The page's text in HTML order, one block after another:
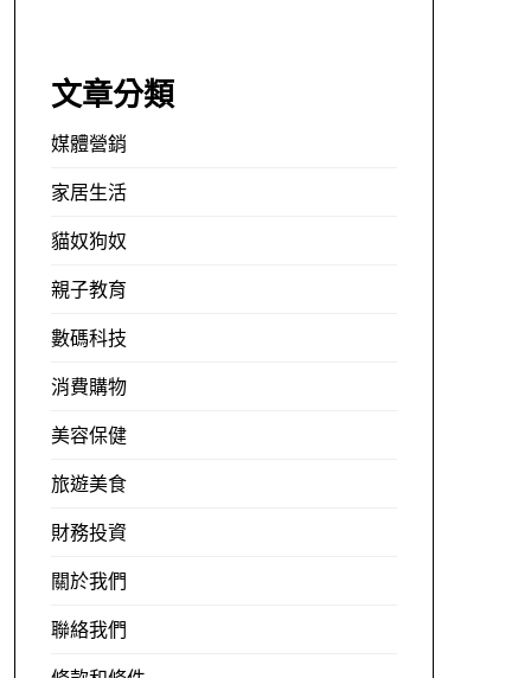
文章分類
媒體營銷
家居生活
貓奴狗奴
親子教育
數碼科技
消費購物
美容保健
旅遊美食
財務投資
關於我們
聯絡我們